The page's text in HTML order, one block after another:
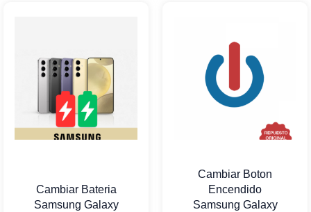
Cambiar Bateria
Samsung Galaxy
Cambiar Boton
Encendido
Samsung Galaxy